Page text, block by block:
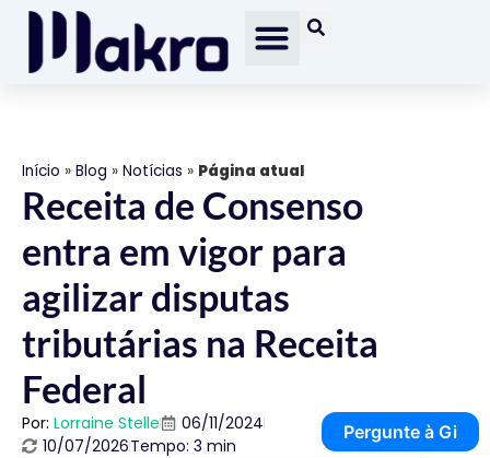
Início » Blog » Notícias » Página atual
Receita de Consenso
entra em vigor para
agilizar disputas
tributárias na Receita
Federal
Por: Lorraine Stelle
06/11/2024
10/07/2026Tempo: 3 min
Pergunte à Gi